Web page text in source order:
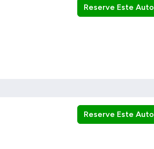
Reserve Este Auto
Reserve Este Auto